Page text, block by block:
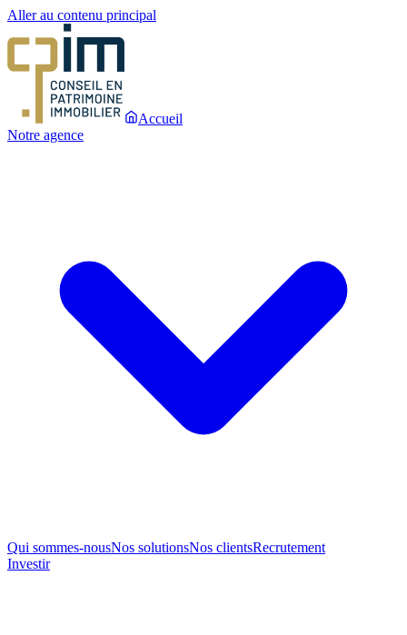
Aller au contenu principal
Accueil
Notre agence
Qui sommes-nousNos solutionsNos clientsRecrutement
Investir